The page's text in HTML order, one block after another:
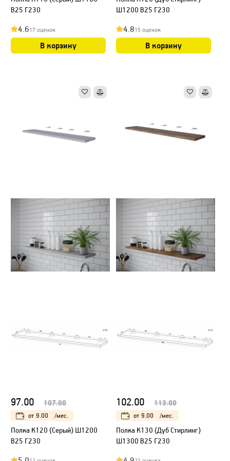
В25 Г230
4.617 оценок
В корзину
Ш1200 В25 Г230
4.815 оценок
В корзину
97.00 107.00
от 9.00 /мес.
Полка К120 (Серый) Ш1200
В25 Г230
102.00 113.00
от 9.00 /мес.
Полка К130 (Дуб Стирлинг)
Ш1300 В25 Г230